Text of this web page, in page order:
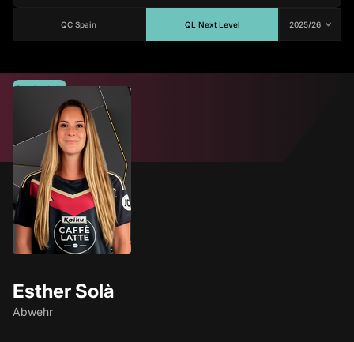
QC Spain QL Next Level
Esther Solà
Abwehr
Durchschnitt